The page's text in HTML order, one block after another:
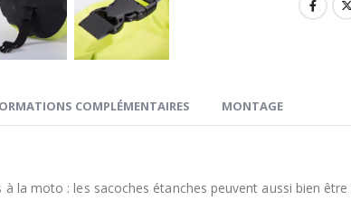
COMPLÉMENTAIRES MONTAGE
la moto : les sacoches étanches peuvent aussi bien